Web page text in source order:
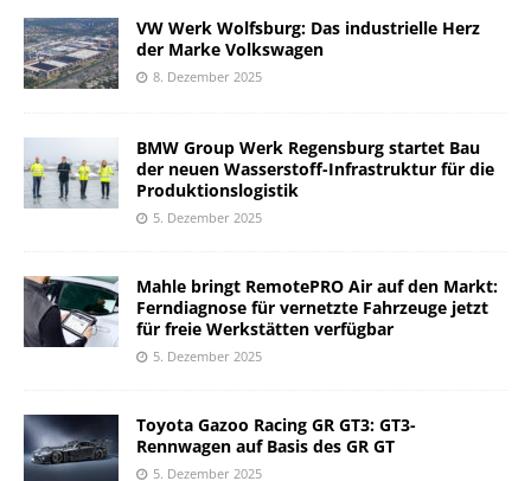
VW Werk Wolfsburg: Das industrielle Herz
der Marke Volkswagen
8. Dezember 2025
BMW Group Werk Regensburg startet Bau
der neuen Wasserstoff-Infrastruktur für die
Produktionslogistik
5. Dezember 2025
Mahle bringt RemotePRO Air auf den Markt:
Ferndiagnose für vernetzte Fahrzeuge jetzt
für freie Werkstätten verfügbar
5. Dezember 2025
Toyota Gazoo Racing GR GT3: GT3-
Rennwagen auf Basis des GR GT
5. Dezember 2025